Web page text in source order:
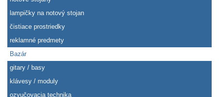
lampičky na notový stojan
čistiace prostriedky
reklamné predmety
Bazár
gitary / basy
klávesy / moduly
ozvučovacia technika